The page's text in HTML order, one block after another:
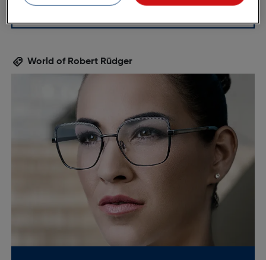
World of Robert Rüdger